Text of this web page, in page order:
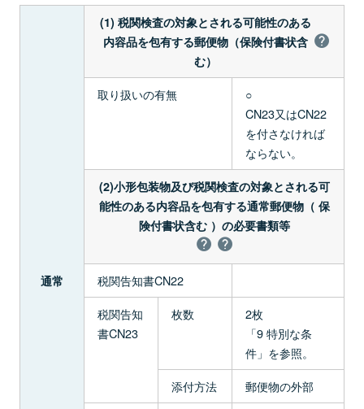
通常
(1) 税関検査の対象とされる可能性のある
内容品を包有する郵便物（保険付書状含
む）
取り扱いの有無
○
CN23又はCN22
を付さなければ
ならない。
(2)小形包装物及び税関検査の対象とされる可
能性のある内容品を包有する通常郵便物（ 保
険付書状含む ）の必要書類等
税関告知書CN22
税関告知
書CN23
枚数
2枚
「9 特別な条
件」を参照。
添付方法
郵便物の外部